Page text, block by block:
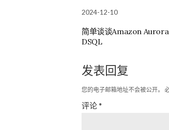
2024-12-10
简单谈谈Amazon Aurora
DSQL
发表回复
您的电子邮箱地址不会被公开。
评论*